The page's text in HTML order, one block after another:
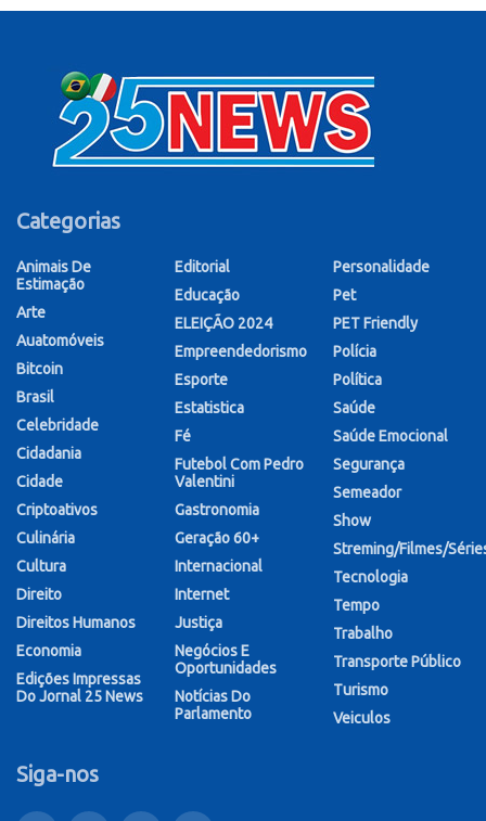
Categorias
Animais De
Estimação
Arte
Auatomóveis
Bitcoin
Brasil
Celebridade
Cidadania
Cidade
Criptoativos
Culinária
Cultura
Direito
Direitos Humanos
Economia
Edições Impressas
Do Jornal 25 News
Editorial
Educação
ELEIÇÃO 2024
Empreendedorismo
Esporte
Estatistica
Fé
Futebol Com Pedro
Valentini
Gastronomia
Geração 60+
Internacional
Internet
Justiça
Negócios E
Oportunidades
Notícias Do
Parlamento
Personalidade
Pet
PET Friendly
Polícia
Política
Saúde
Saúde Emocional
Segurança
Semeador
Show
Streming/Filmes/
Tecnologia
Tempo
Trabalho
Transporte Público
Turismo
Veiculos
Siga-nos